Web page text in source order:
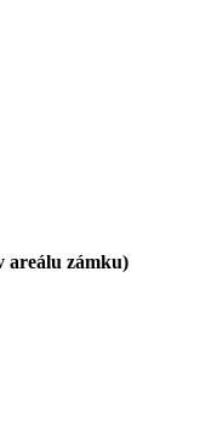
areálu zámku)